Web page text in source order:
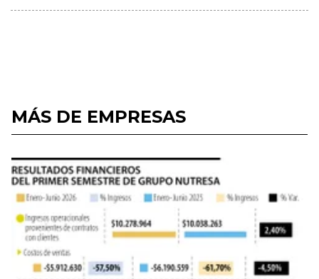
MÁS DE EMPRESAS